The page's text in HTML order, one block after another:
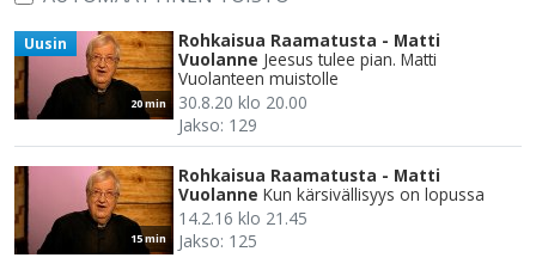
20 min
Uusin
Rohkaisua Raamatusta - Matti
Vuolanne Jeesus tulee pian. Matti
Vuolanteen muistolle
30.8.20 klo 20.00
Jakso: 129
15 min
Rohkaisua Raamatusta - Matti
Vuolanne Kun kärsivällisyys on lopussa
14.2.16 klo 21.45
Jakso: 125